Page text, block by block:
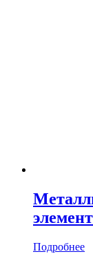
Подробнее